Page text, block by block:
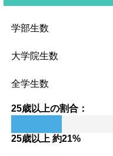
学部生数
大学院生数
全学生数
25歳以上の割合：
25歳以上 約21%